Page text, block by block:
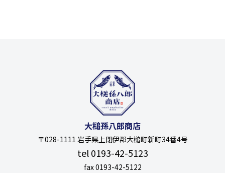
大槌孫八郎商店
〒028-1111 岩手県上閉伊郡大槌町新町34番4号
tel 0193-42-5123
fax 0193-42-5122